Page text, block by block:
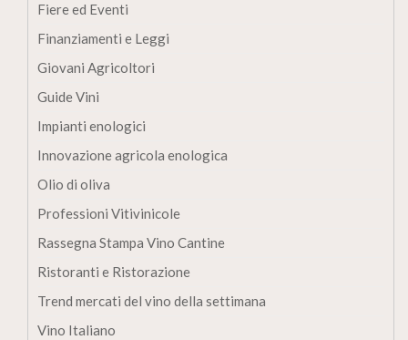
Fiere ed Eventi
Finanziamenti e Leggi
Giovani Agricoltori
Guide Vini
Impianti enologici
Innovazione agricola enologica
Olio di oliva
Professioni Vitivinicole
Rassegna Stampa Vino Cantine
Ristoranti e Ristorazione
Trend mercati del vino della settimana
Vino Italiano